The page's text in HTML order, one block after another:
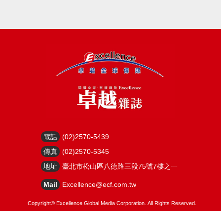
電話
(02)2570-5439
傳真
(02)2570-5345
地址
臺北市松山區八德路三段75號7樓之一
Mail Excellence@ecf.com.tw
Copyright©Excellence Global Media Corporation. All Rights Reserved.